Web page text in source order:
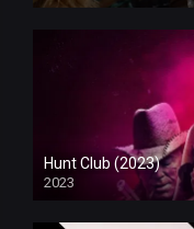
Hunt Club (2023)
2023